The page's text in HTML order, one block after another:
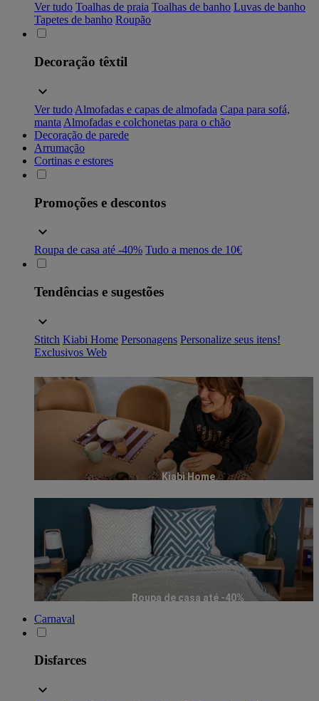
Ver tudo Toalhas de praia Toalhas de banho Luvas de banho
Tapetes de banho Roupão
Decoração têxtil
Ver tudo Almofadas e capas de almofada Capa para sofá,
manta Almofadas e colchonetas para o chão
Decoração de parede
Arrumação
Cortinas e estores
Promoções e descontos
Roupa de casa até -40% Tudo a menos de 10€
Tendências e sugestões
Stitch Kiabi Home Personagens Personalize seus itens!
Exclusivos Web
Kiabi Home
Roupa de casa até -40%
Carnaval
Disfarces